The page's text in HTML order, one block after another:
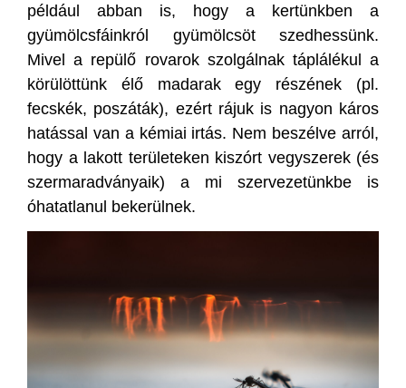
például abban is, hogy a kertünkben a
gyümölcsfáinkról gyümölcsöt szedhessünk.
Mivel a repülő rovarok szolgálnak táplálékul a
körülöttünk élő madarak egy részének (pl.
fecskék, poszáták), ezért rájuk is nagyon káros
hatással van a kémiai irtás. Nem beszélve arról,
hogy a lakott területeken kiszórt vegyszerek (és
szermaradványaik) a mi szervezetünkbe is
óhatatlanul bekerülnek.